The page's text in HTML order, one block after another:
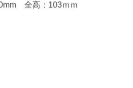
全高：103ｍｍ